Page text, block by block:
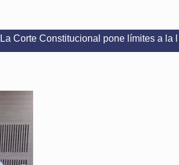
pone límites a la libertad